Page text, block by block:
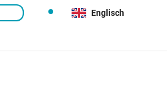
Englisch